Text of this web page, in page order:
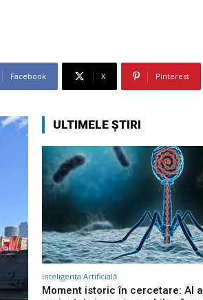
Facebook X Pinterest
ULTIMELE ȘTIRI
Inteligența Artificială
Moment istoric în cercetare: AI a